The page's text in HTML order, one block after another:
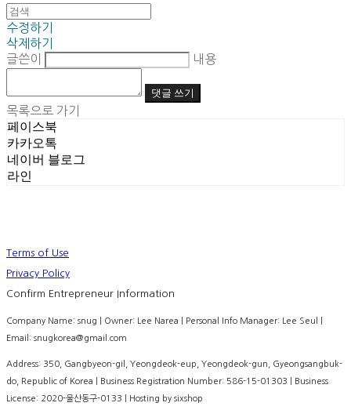
수정하기
삭제하기
글쓴이
내용
댓글 쓰기
목록으로 가기
페이스북
카카오톡
네이버 블로그
라인
Terms of Use
Privacy Policy
Confirm Entrepreneur Information
Company Name: snug | Owner: Lee Narea | Personal Info Manager: Lee Seul |
Email: snugkorea@gmail.com
Address: 350, Gangbyeon-gil, Yeongdeok-eup, Yeongdeok-gun, Gyeongsangbuk-
do, Republic of Korea | Business Registration Number: 586-15-01303 | Business
License: 2020-울산동구-0133 | Hosting by sixshop